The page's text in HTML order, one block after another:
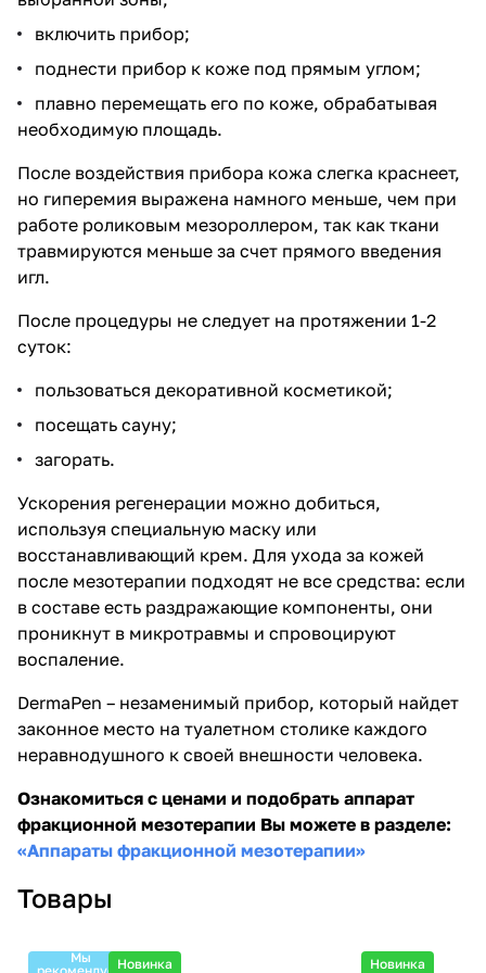
включить прибор;
поднести прибор к коже под прямым углом;
плавно перемещать его по коже, обрабатывая
необходимую площадь.
После воздействия прибора кожа слегка краснеет,
но гиперемия выражена намного меньше, чем при
работе роликовым мезороллером, так как ткани
травмируются меньше за счет прямого введения
игл.
После процедуры не следует на протяжении 1-2
суток:
пользоваться декоративной косметикой;
посещать сауну;
загорать.
Ускорения регенерации можно добиться,
используя специальную маску или
восстанавливающий крем. Для ухода за кожей
после мезотерапии подходят не все средства: если
в составе есть раздражающие компоненты, они
проникнут в микротравмы и спровоцируют
воспаление.
DermaPen – незаменимый прибор, который найдет
законное место на туалетном столике каждого
неравнодушного к своей внешности человека.
Ознакомиться с ценами и подобрать аппарат
фракционной мезотерапии Вы можете в разделе:
«Аппараты фракционной мезотерапии»
Товары
Мы
Новинка
Новинка